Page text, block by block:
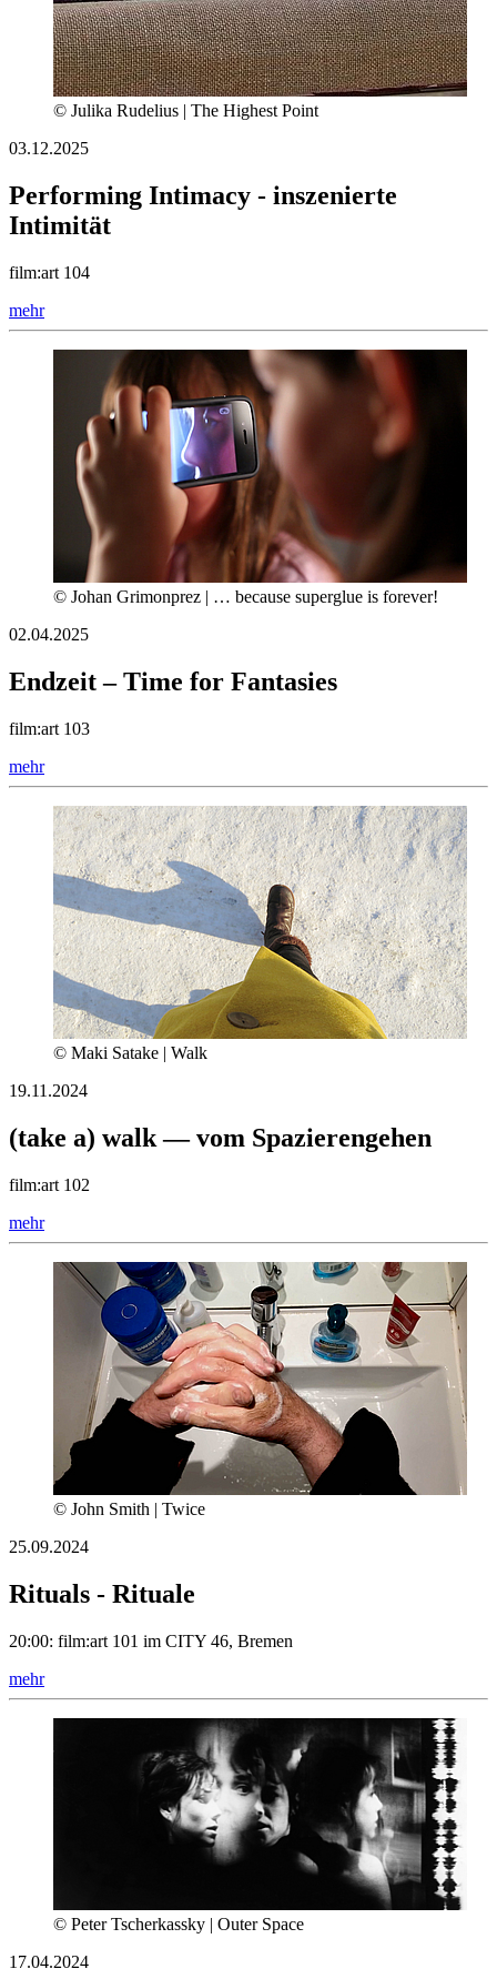
© Julika Rudelius | The Highest Point
03.12.2025
Performing Intimacy - inszenierte
Intimität
film:art 104
mehr
© Johan Grimonprez | … because superglue is forever!
02.04.2025
Endzeit – Time for Fantasies
film:art 103
mehr
© Maki Satake | Walk
19.11.2024
(take a) walk — vom Spazierengehen
film:art 102
mehr
© John Smith | Twice
25.09.2024
Rituals - Rituale
20:00: film:art 101 im CITY 46, Bremen
mehr
© Peter Tscherkassky | Outer Space
17.04.2024